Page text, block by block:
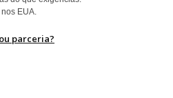
EUA.
parceria?